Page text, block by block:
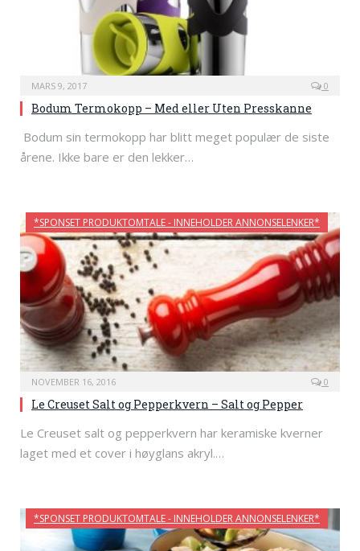
MARS 9, 2017 0
Bodum Termokopp – Med eller Uten Presskanne
Bodum sin termokopp har blitt meget populær de siste
årene. Ikke bare er den lekker…
*SPONSET PRODUKTOMTALE - INNEHOLDER ANNONSELENKER*
NOVEMBER 16, 2016 0
Le Creuset Salt og Pepperkvern – Salt og Pepper
Le Creuset salt og pepperkvern har keramiske kverner
laget med et cover i høyglans akryl.…
*SPONSET PRODUKTOMTALE - INNEHOLDER ANNONSELENKER*